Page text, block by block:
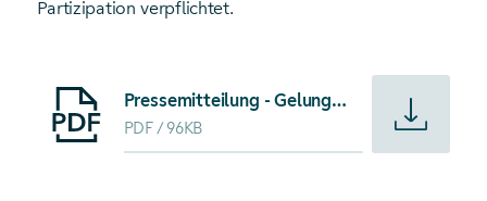
Partizipation verpflichtet.
Starte Download von: Pressemitteilung - Gelungener
Pressemitteilung - Gelungener Auftakt des Dialogs zum Netzentwicklungsplan (NEP) der Übertragungsnetzbetreiber
PDF 96KB